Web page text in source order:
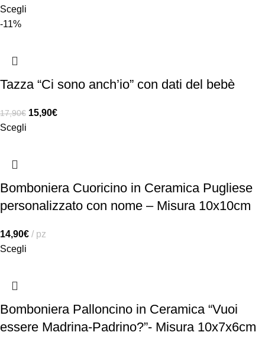
Scegli
-11%
Tazza “Ci sono anch’io” con dati del bebè
17,90€ 15,90€
Scegli
Bomboniera Cuoricino in Ceramica Pugliese
personalizzato con nome – Misura 10x10cm
14,90€
pz
Scegli
Bomboniera Palloncino in Ceramica “Vuoi
essere Madrina-Padrino?”- Misura 10x7x6cm